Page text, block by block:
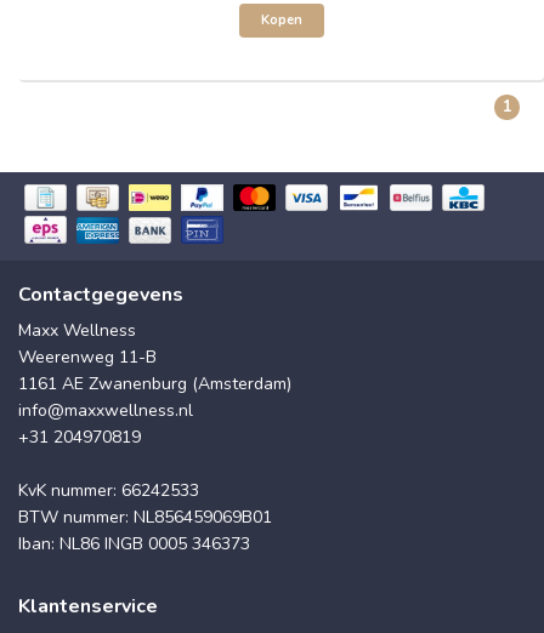
Kopen
1
Contactgegevens
Maxx Wellness
Weerenweg 11-B
1161 AE Zwanenburg (Amsterdam)
info@maxxwellness.nl
+31 204970819
KvK nummer: 66242533
BTW nummer: NL856459069B01
Iban: NL86 INGB 0005 346373
Klantenservice